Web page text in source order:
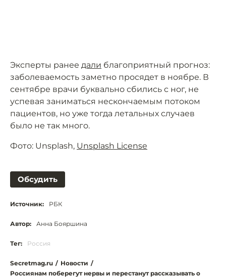
Эксперты ранее дали благоприятный прогноз:
заболеваемость заметно просядет в ноябре. В
сентябре врачи буквально сбились с ног, не
успевая заниматься нескончаемым потоком
пациентов, но уже тогда летальных случаев
было не так много.
Фото: Unsplash, Unsplash License
Обсудить
Источник: РБК
Автор: Анна Бояршина
Тег: Россия
Secretmag.ru / Новости /
Россиянам поберегут нервы и перестанут рассказывать о